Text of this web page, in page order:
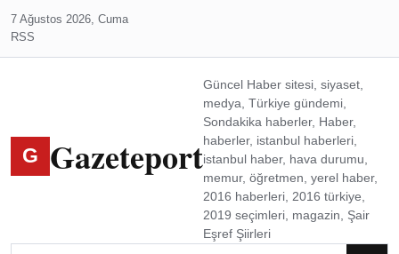
7 Ağustos 2026, Cuma
RSS
G Gazeteport
Güncel Haber sitesi, siyaset,
medya, Türkiye gündemi,
Sondakika haberler, Haber,
haberler, istanbul haberleri,
istanbul haber, hava durumu,
memur, öğretmen, yerel haber,
2016 haberleri, 2016 türkiye,
2019 seçimleri, magazin, Şair
Eşref Şiirleri